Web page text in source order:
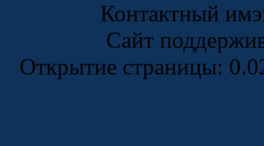
Контактный
Сайт
Открытие страницы: